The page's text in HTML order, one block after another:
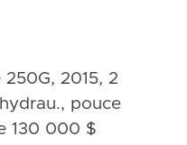
2015, 2
pouce
130 000 $